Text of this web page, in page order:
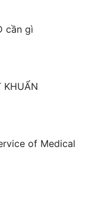
cần gì
KHUẨN
of Medical